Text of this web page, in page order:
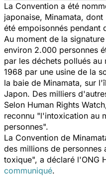
La Convention a été
japonaise, Minamata,
été empoisonnés pendant
Au moment de la
environ 2.000 personnes
par les déchets pollués au
1968 par une usine de la
la baie de Minamata, sur
Japon. Des milliers
Selon Human Rights
reconnu "l'intoxication au
personnes".
La Convention de
des millions de personnes
toxique", a déclaré l'ONG
communiqué.